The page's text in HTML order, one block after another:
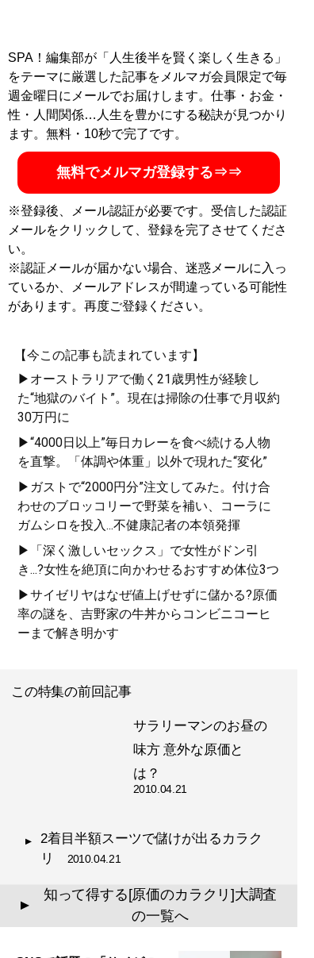
SPA！編集部が「人生後半を賢く楽しく生きる」
をテーマに厳選した記事をメルマガ会員限定で毎
週金曜日にメールでお届けします。仕事・お金・
性・人間関係…人生を豊かにする秘訣が見つかり
ます。無料・10秒で完了です。
無料でメルマガ登録する⇒⇒
※登録後、メール認証が必要です。受信した認証
メールをクリックして、登録を完了させてくださ
い。
※認証メールが届かない場合、迷惑メールに入っ
ているか、メールアドレスが間違っている可能性
があります。再度ご登録ください。
【今この記事も読まれています】
▶オーストラリアで働く21歳男性が経験し
た“地獄のバイト”。現在は掃除の仕事で月収約
30万円に
▶“4000日以上”毎日カレーを食べ続ける人物
を直撃。「体調や体重」以外で現れた“変化”
▶ガストで“2000円分”注文してみた。付け合
わせのブロッコリーで野菜を補い、コーラに
ガムシロを投入...不健康記者の本領発揮
▶「深く激しいセックス」で女性がドン引
き...?女性を絶頂に向かわせるおすすめ体位3つ
▶サイゼリヤはなぜ値上げせずに儲かる?原価
率の謎を、吉野家の牛丼からコンビニコーヒ
ーまで解き明かす
この特集の前回記事
サラリーマンのお昼の
味方 意外な原価と
は？
2010.04.21
2着目半額スーツで儲けが出るカラク
リ 2010.04.21
▲
知って得する[原価のカラクリ]大調査
の一覧へ